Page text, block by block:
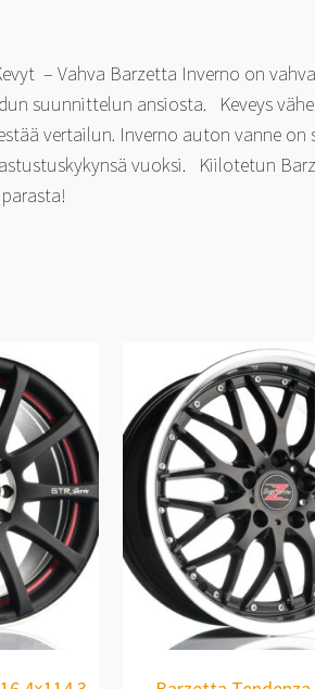
– Vahva Barzetta Inverno on
suunnittelun ansiosta. Keveys
vertailun. Inverno auton vanne on
vuoksi. Kiilotetun